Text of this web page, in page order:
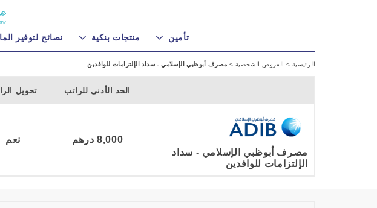
تأمين منتجات بنكية نصائح لتوفير
الرئيسية > القروض الشخصية > مصرف أبوظبي الإسلامي - سداد الإلتزامات للوافدين
الحد الأدنى للراتب تحويل
مصرف أبوظبي الإسلامي - سداد
الإلتزامات للوافدين
8,000 درهم نعم